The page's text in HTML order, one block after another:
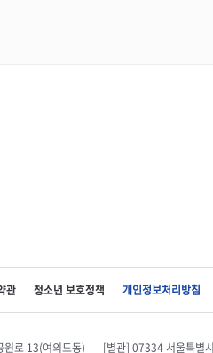
관 청소년 보호정책 개인정보처리방침
로 13(여의도동) [별관] 07334 서울특별